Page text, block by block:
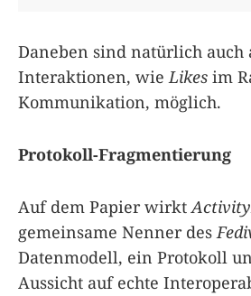
Daneben sind natürlich auch
Interaktionen, wie Likes im
Kommunikation, möglich.
Protokoll-Fragmentierung
Auf dem Papier wirkt
gemeinsame Nenner des
Datenmodell, ein Protokoll
Aussicht auf echte